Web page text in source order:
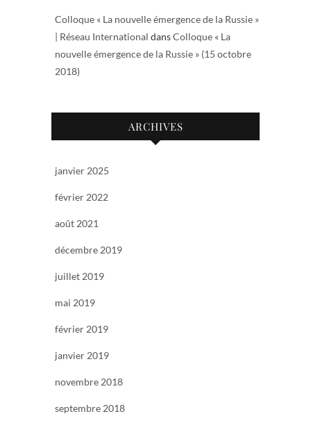
Colloque « La nouvelle émergence de la Russie »
| Réseau International dansColloque « La
nouvelle émergence de la Russie » (15 octobre
2018)
ARCHIVES
janvier 2025
février 2022
août 2021
décembre 2019
juillet 2019
mai 2019
février 2019
janvier 2019
novembre 2018
septembre 2018